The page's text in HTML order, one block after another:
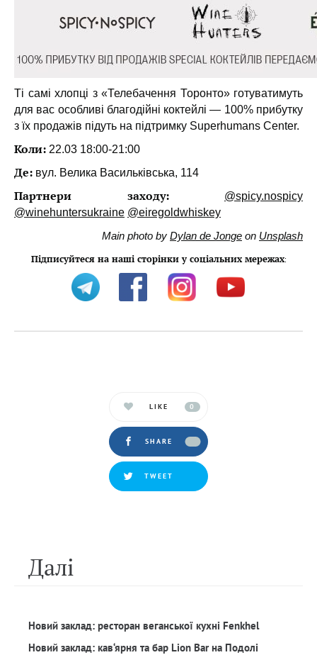
Ті самі хлопці з «Телебачення Торонто» готуватимуть
для вас особливі благодійні коктейлі — 100% прибутку
з їх продажів підуть на підтримку Superhumans Center.
Коли: 22.03 18:00-21:00
Де: вул. Велика Васильківська, 114
Партнери заходу:
@spicy.nospicy
@winehuntersukraine @eiregoldwhiskey
Main photo by Dylan de Jonge on Unsplash
Підписуйтеся на наші сторінки у соціальних мережах:
LIKE 0
SHARE
TWEET
Далi
Новий заклад: ресторан веганської кухні Fenkhel
Новий заклад: кав‘ярня та бар Lion Bar на Подолі